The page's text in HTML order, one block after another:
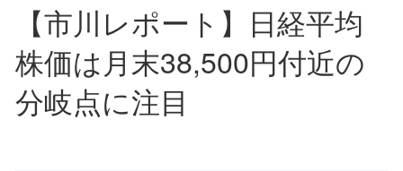
【市川レポート】日経平均
株価は月末38,500円付近の
分岐点に注目